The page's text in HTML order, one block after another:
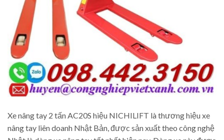
Xe nâng tay 2 tấn AC20S hiệu NICHILIFT là thương hiệu xe
nâng tay liên doanh Nhật Bản, được sản xuất theo công nghệ